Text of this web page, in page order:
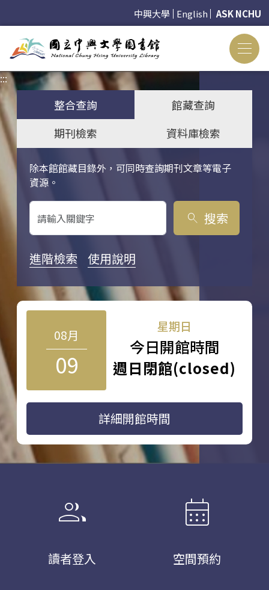
中興大學 English ASK NCHU
:::
整合查詢
館藏查詢
期刊檢索
資料庫檢索
除本館館藏目錄外，可同時查詢期刊文章等電子
資源。
關鍵字搜尋
search 搜索
進階檢索 使用說明
08月
09
星期日
今日開館時間
週日閉館(closed)
詳細開館時間
group
讀者登入
calendar_month
空間預約